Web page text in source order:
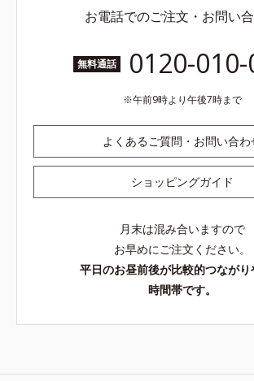
お電話でのご注文・お問い
無料通話 0120-
午前9時より午後7時まで
よくあるご質問・お問い合わ
ショッピングガイド
月末は混み合いますので
お早めにご注文ください。
平日のお昼前後が比較的つながり
時間帯です。